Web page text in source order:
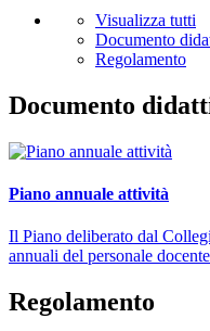
Visualizza tutti
Documento
Regolamento
Documento
Piano annuale attività
Il Piano deliberato dal
annuali del personale
Regolamento